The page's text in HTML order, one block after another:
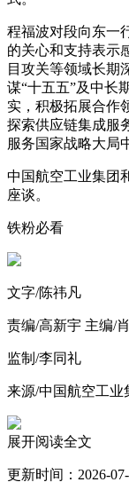
程福波对段向东一
的关心和支持表示
目攻关等领域长期
谋“十五五”及中长
实，积极拓展合作
探索供应链集成服
服务国家战略大局
中国航空工业集团
座谈。
铁粉必看
文字/陈祎凡
责编/高新宇 主编/
监制/李同礼
来源/中国航空工业
展开阅读全文
更新时间：2026-